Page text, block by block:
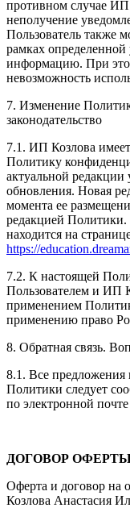
противном случае ИП
неполучение
Пользователь также
рамках
информацию. При
невозможность
7. Изменение
законодательство
7.1. ИП Козлова
Политику
актуальной редакции
обновления. Новая
момента ее
редакцией Политики.
находится на
https://
7.2. К настоящей
Пользователем и ИП
применением
применению право
8. Обратная связь.
8.1. Все
Политики следует
по электронной
ДОГОВОР
Оферта и договор на
Козлова Анастасия